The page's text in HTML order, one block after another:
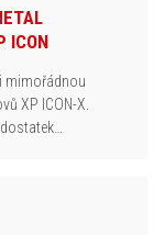
ICON
mimořádnou
XP ICON-X.